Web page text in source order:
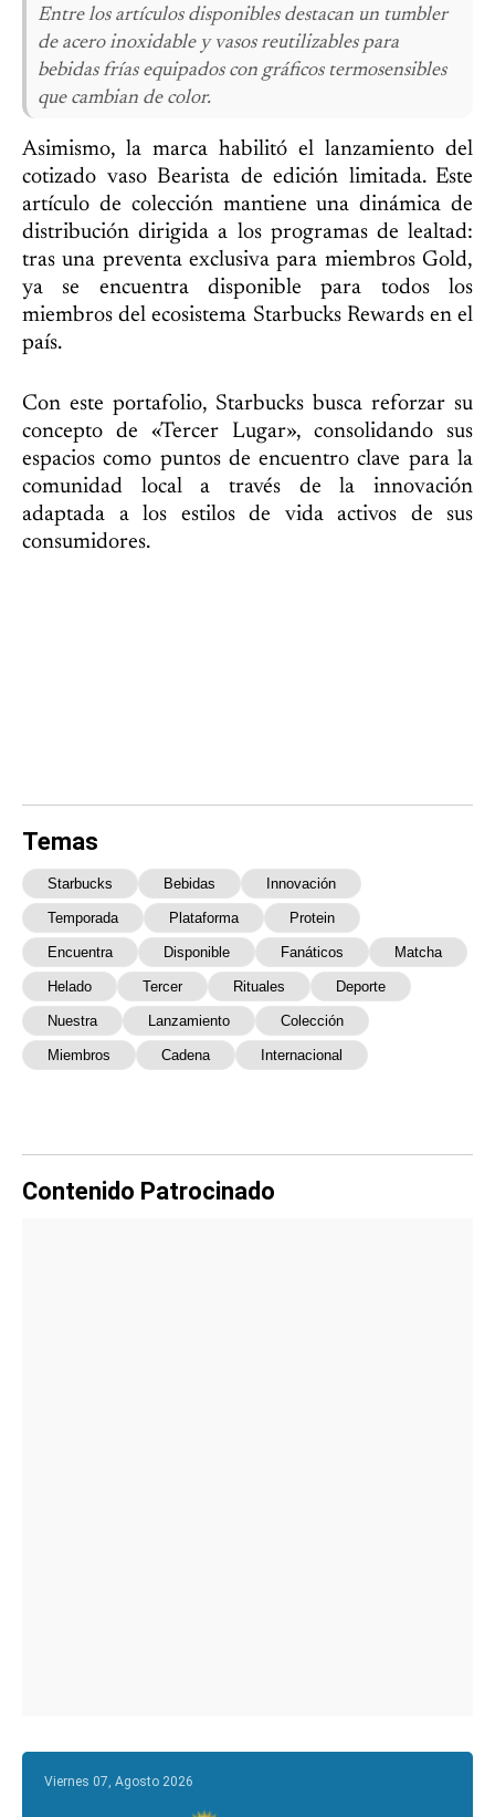
Entre los artículos disponibles destacan un tumbler
de acero inoxidable y vasos reutilizables para
bebidas frías equipados con gráficos termosensibles
que cambian de color.
Asimismo, la marca habilitó el lanzamiento del
cotizado vaso Bearista de edición limitada. Este
artículo de colección mantiene una dinámica de
distribución dirigida a los programas de lealtad:
tras una preventa exclusiva para miembros Gold,
ya se encuentra disponible para todos los
miembros del ecosistema Starbucks Rewards en el
país.
Con este portafolio, Starbucks busca reforzar su
concepto de «Tercer Lugar», consolidando sus
espacios como puntos de encuentro clave para la
comunidad local a través de la innovación
adaptada a los estilos de vida activos de sus
consumidores.
Temas
Starbucks Bebidas Innovación
Temporada Plataforma Protein
Encuentra Disponible Fanáticos Matcha
Helado Tercer Rituales Deporte
Nuestra Lanzamiento Colección
Miembros Cadena Internacional
Contenido Patrocinado
Viernes 07, Agosto 2026